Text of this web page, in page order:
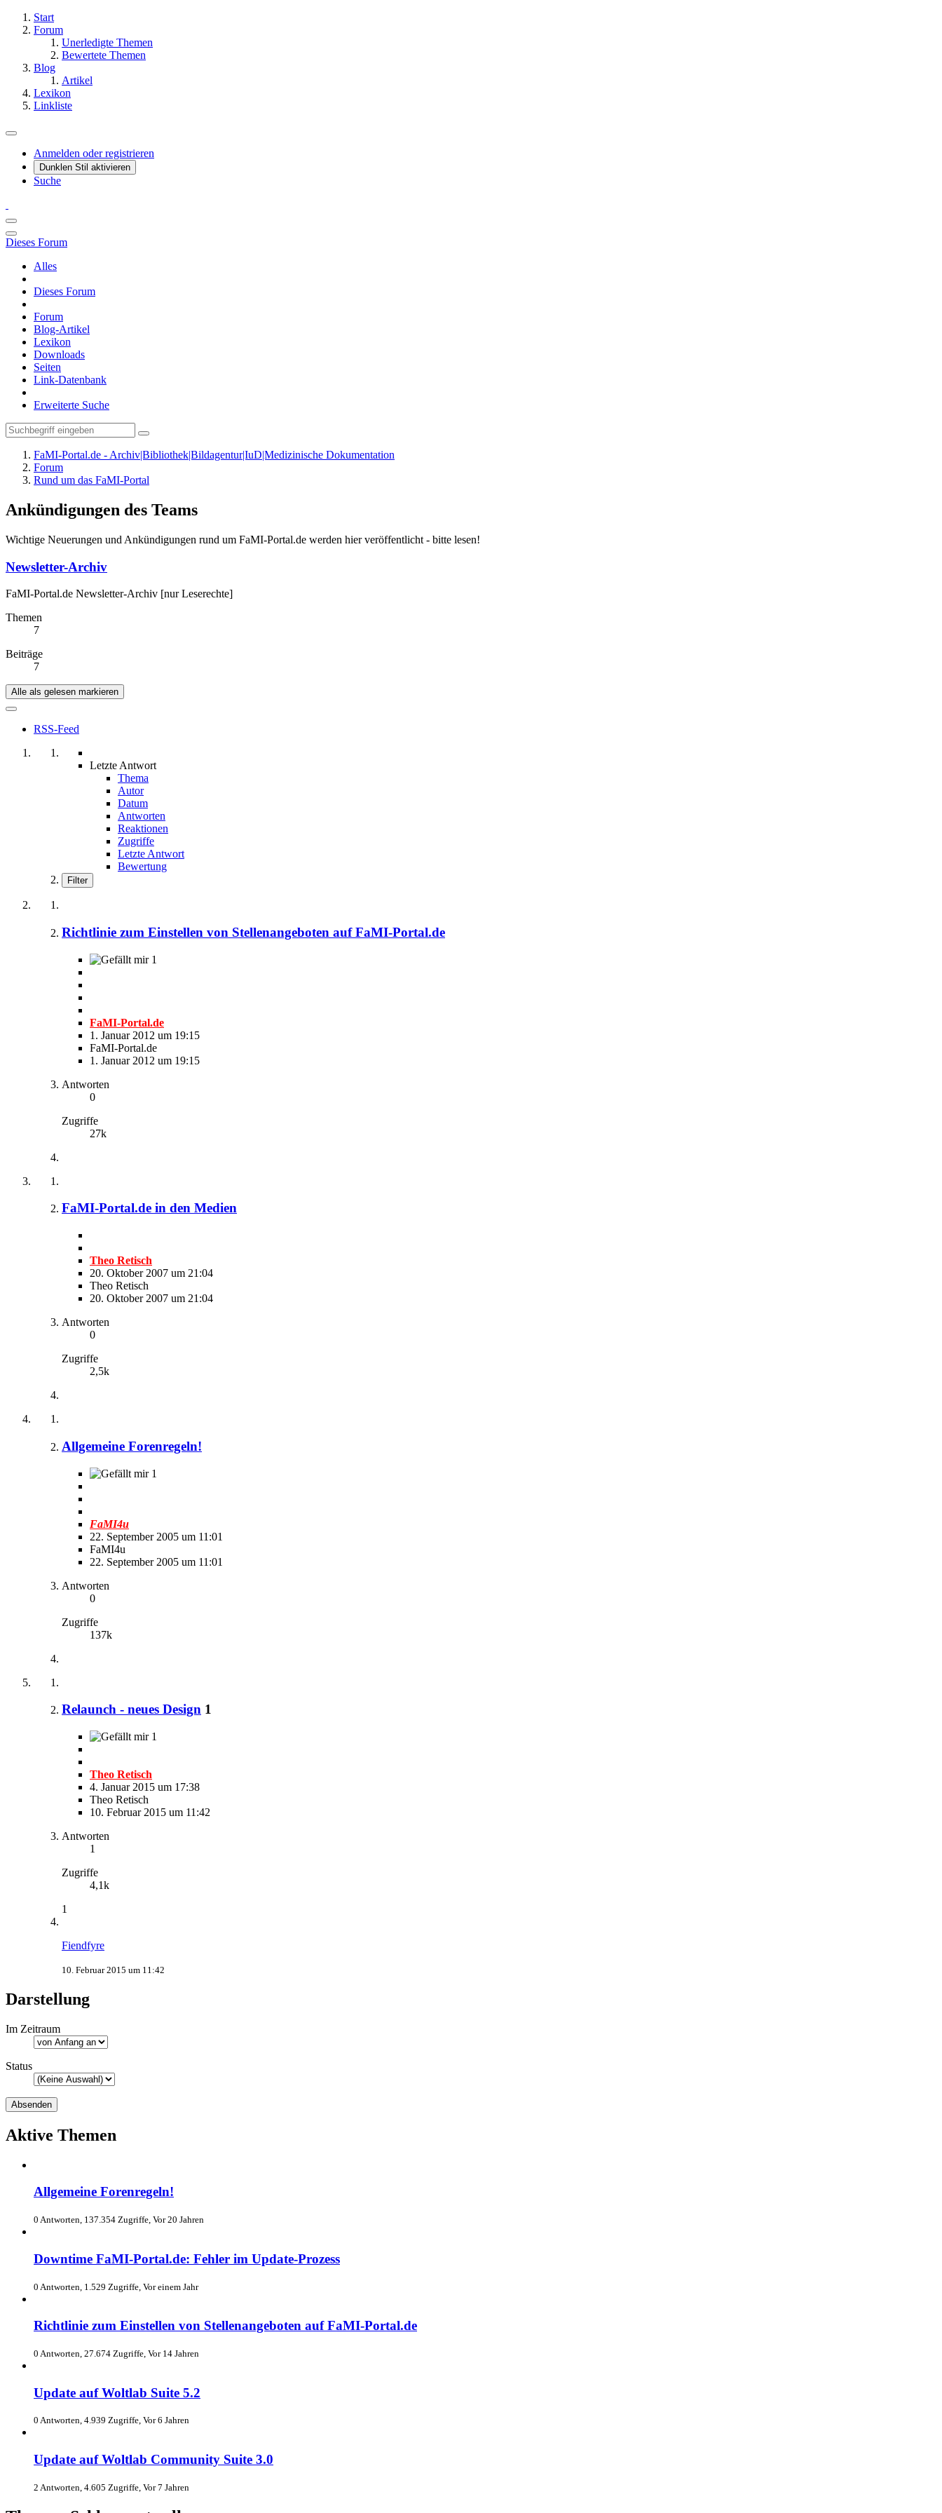
Start
Forum
Unerledigte Themen
Bewertete Themen
Blog
Artikel
Lexikon
Linkliste
Anmelden oder registrieren
Dunklen Stil aktivieren
Suche
Dieses Forum
Alles
Dieses Forum
Forum
Blog-Artikel
Lexikon
Downloads
Seiten
Link-Datenbank
Erweiterte Suche
FaMI-Portal.de - Archiv|Bibliothek|Bildagentur|IuD|Medizinische Dokumentation
Forum
Rund um das FaMI-Portal
Ankündigungen des Teams
Wichtige Neuerungen und Ankündigungen rund um FaMI-Portal.de werden hier veröffentlicht - bitte lesen!
Newsletter-Archiv
FaMI-Portal.de Newsletter-Archiv [nur Leserechte]
Themen
7
Beiträge
7
Alle als gelesen markieren
RSS-Feed
Letzte Antwort
Thema
Autor
Datum
Antworten
Reaktionen
Zugriffe
Letzte Antwort
Bewertung
Filter
Richtlinie zum Einstellen von Stellenangeboten auf FaMI-Portal.de
1
FaMI-Portal.de
1. Januar 2012 um 19:15
FaMI-Portal.de
1. Januar 2012 um 19:15
Antworten
0
Zugriffe
27k
FaMI-Portal.de in den Medien
Theo Retisch
20. Oktober 2007 um 21:04
Theo Retisch
20. Oktober 2007 um 21:04
Antworten
0
Zugriffe
2,5k
Allgemeine Forenregeln!
1
FaMI4u
22. September 2005 um 11:01
FaMI4u
22. September 2005 um 11:01
Antworten
0
Zugriffe
137k
Relaunch - neues Design 1
1
Theo Retisch
4. Januar 2015 um 17:38
Theo Retisch
10. Februar 2015 um 11:42
Antworten
1
Zugriffe
4,1k
1
Fiendfyre
10. Februar 2015 um 11:42
Darstellung
Im Zeitraum
Status
Aktive Themen
Allgemeine Forenregeln!
0 Antworten, 137.354 Zugriffe, Vor 20 Jahren
Downtime FaMI-Portal.de: Fehler im Update-Prozess
0 Antworten, 1.529 Zugriffe, Vor einem Jahr
Richtlinie zum Einstellen von Stellenangeboten auf FaMI-Portal.de
0 Antworten, 27.674 Zugriffe, Vor 14 Jahren
Update auf Woltlab Suite 5.2
0 Antworten, 4.939 Zugriffe, Vor 6 Jahren
Update auf Woltlab Community Suite 3.0
2 Antworten, 4.605 Zugriffe, Vor 7 Jahren